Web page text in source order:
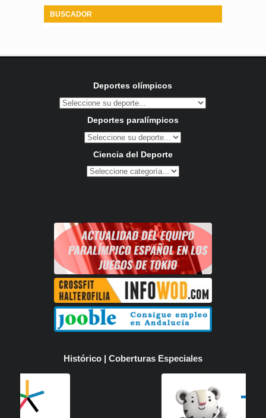
BUSCADOR
Deportes olímpicos
Deportes paralímpicos
Ciencia del Deporte
Histórico | Coberturas Especiales